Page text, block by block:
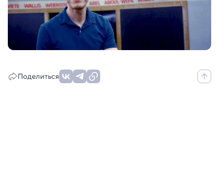
Поделиться